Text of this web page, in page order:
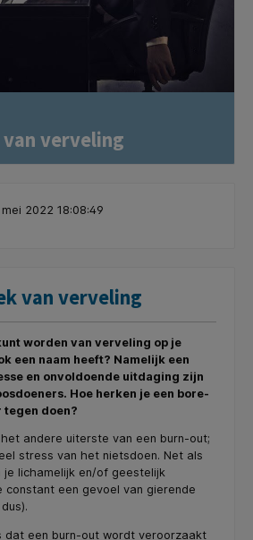
verveling
2022 18:08:49
van verveling
worden van verveling op je
een naam heeft? Namelijk een
en onvoldoende uitdaging zijn
Hoe herken je een bore-
tegen doen?
andere uiterste van een burn-out;
stress van het nietsdoen. Net als
je lichamelijk en/of geestelijk
constant een gevoel van gierende
dat een burn-out wordt veroorzaakt